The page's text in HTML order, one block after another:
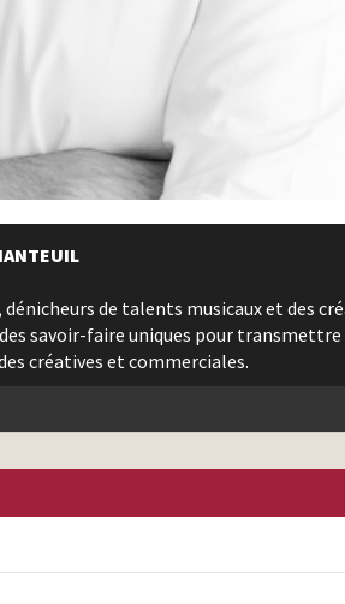
de talents musicaux et des
savoir-faire uniques pour
créatives et commerciales.